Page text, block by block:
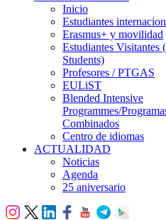
Inicio
Estudiantes
Erasmus+ y movilidad
Estudiantes Visitantes
Students)
Profesores / PTGAS
EULiST
Blended Intensive
Programmes/
Combinados
Centro de idiomas
ACTUALIDAD
Noticias
Agenda
25 aniversario